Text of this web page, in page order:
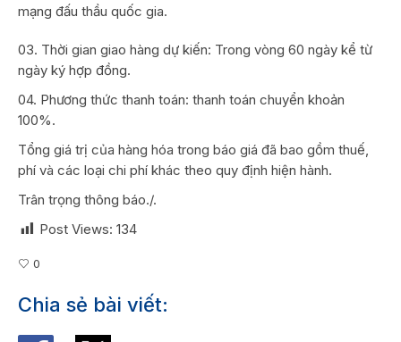
mạng đấu thầu quốc gia.
03. Thời gian giao hàng dự kiến: Trong vòng 60 ngày kể từ
ngày ký hợp đồng.
04. Phương thức thanh toán: thanh toán chuyển khoản
100%.
Tổng giá trị của hàng hóa trong báo giá đã bao gồm thuế,
phí và các loại chi phí khác theo quy định hiện hành.
Trân trọng thông báo./.
Post Views: 134
0
Chia sẻ bài viết: